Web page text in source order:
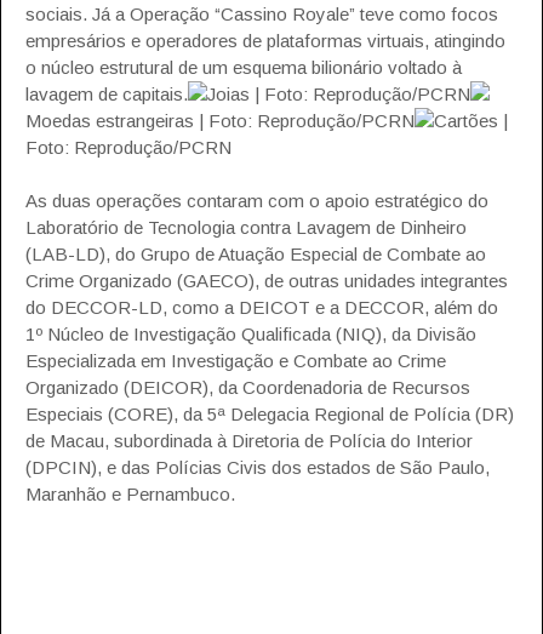
sociais. Já a Operação “Cassino Royale” teve como focos
empresários e operadores de plataformas virtuais, atingindo
o núcleo estrutural de um esquema bilionário voltado à
lavagem de capitais.
Joias | Foto: Reprodução/PCRN
Moedas estrangeiras | Foto: Reprodução/PCRN
Cartões |
Foto: Reprodução/PCRN
As duas operações contaram com o apoio estratégico do
Laboratório de Tecnologia contra Lavagem de Dinheiro
(LAB-LD), do Grupo de Atuação Especial de Combate ao
Crime Organizado (GAECO), de outras unidades integrantes
do DECCOR-LD, como a DEICOT e a DECCOR, além do
1º Núcleo de Investigação Qualificada (NIQ), da Divisão
Especializada em Investigação e Combate ao Crime
Organizado (DEICOR), da Coordenadoria de Recursos
Especiais (CORE), da 5ª Delegacia Regional de Polícia (DR)
de Macau, subordinada à Diretoria de Polícia do Interior
(DPCIN), e das Polícias Civis dos estados de São Paulo,
Maranhão e Pernambuco.